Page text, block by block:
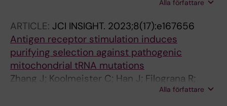
Zhang J; Liu Y; Nordin J; Adori M; Innis CA;
Alla författare
ARTICLE: JCI INSIGHT. 2023;8(17):e167656
Antigen receptor stimulation induces
purifying selection against pathogenic
mitochondrial tRNA mutations
Zhang J; Koolmeister C; Han J; Filograna R;
Hanke L; Adori M; Sheward DJ; Teifel S;Alla författare